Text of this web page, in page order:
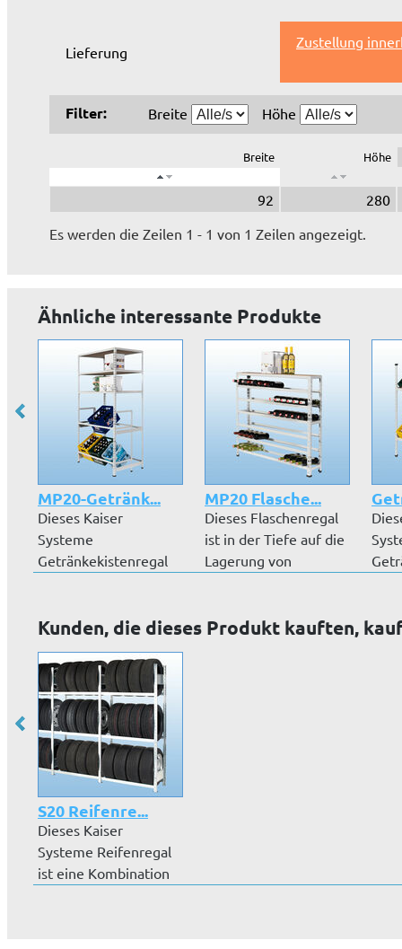
Lieferung
Zustellung
Filter: Breite Höhe
Breite Höhe
92
280
Es werden die Zeilen 1 - 1 von 1 Zeilen angezeigt.
Ähnliche interessante Produkte
MP20-Getränk...
Dieses Kaiser
Systeme
Getränkekistenregal
MP20 Flasche...
Dieses Flaschenregal
ist in der Tiefe auf die
Lagerung von
Kunden, die dieses Produkt kauften,
S20 Reifenre...
Dieses Kaiser
Systeme Reifenregal
ist eine Kombination